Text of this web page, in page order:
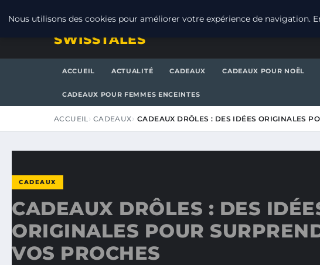
SWISSTALES
ACCUEIL ACTUALITÉ CADEAUX CADEAUX POUR NOËL
CADEAUX POUR FEMMES ENCEINTES
ACCUEIL CADEAUX CADEAUX DRÔLES : DES IDÉES ORIGINALES
CADEAUX
CADEAUX DRÔLES : DES
ORIGINALES POUR
VOS PROCHES
Nous utilisons des cookies pour améliorer votre expérience de navigation.